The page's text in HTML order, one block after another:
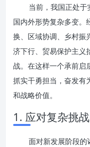
当前，我国正处于
国内外形势复杂多变。
换、区域协调、乡村振
济下行、贸易保护主义
战。在这样一个承前启
抓实干勇担当，奋发有
和战略价值。
1. 应对复杂挑
面对新发展阶段的